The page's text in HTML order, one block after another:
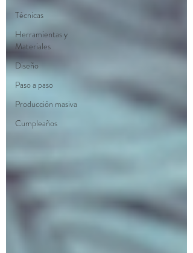
Técnicas
Herramientas y
Materiales
Diseño
Paso a paso
Producción masiva
Cumpleaños